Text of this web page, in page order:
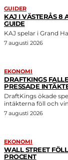
GUIDER
KAJ I VÄSTERÅS 8
GUIDE
KAJ spelar i Grand
7 augusti 2026
EKONOMI
DRAFTKINGS
PRESSADE
DraftKings ökade
intäkterna föll och
7 augusti 2026
EKONOMI
WALL STREET
PROCENT